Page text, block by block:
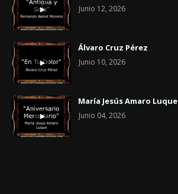
Junio 12, 2026
Álvaro Cruz Pérez
Junio 10, 2026
María Jesús Amaro Luque
Junio 04, 2026